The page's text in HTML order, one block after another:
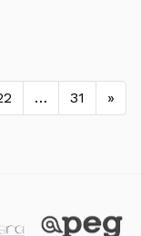
… 31 »